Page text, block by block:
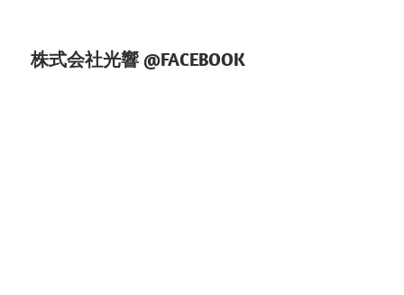
株式会社光響 @FACEBOOK